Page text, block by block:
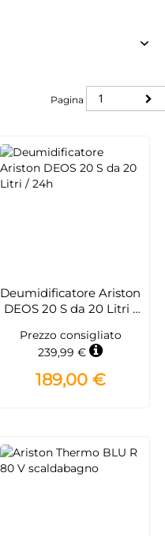
Pagina
Pagina
Deumidificatore Ariston
DEOS 20 S da 20 Litri /
Prezzo consigliato
239,99 €
189,00 €